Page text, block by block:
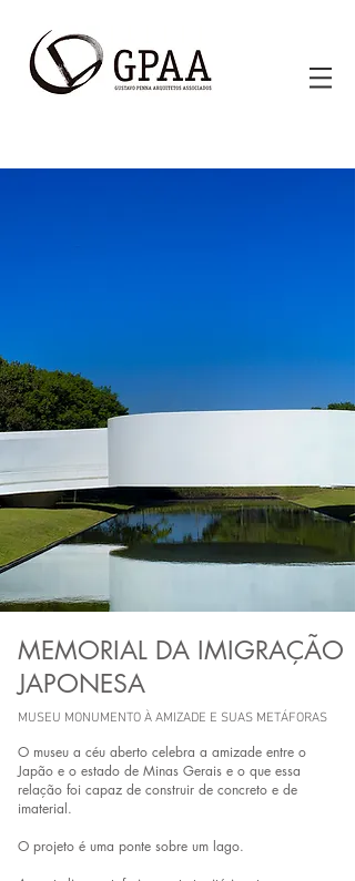
MEMORIAL DA IMIGRAÇÃO
JAPONESA
MUSEU MONUMENTO À AMIZADE E SUAS METÁFORAS
O museu a céu aberto celebra a amizade entre o
Japão e o estado de Minas Gerais e o que essa
relação foi capaz de construir de concreto e de
imaterial.
O projeto é uma ponte sobre um lago.